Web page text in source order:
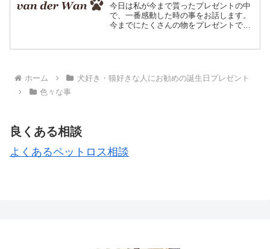
今日は私が今まで貰ったプレゼントの中
で、一番感動した時の事をお話します。
今までにたくさんの物をプレゼントで貰
ホーム
犬好き・猫好きな人にお勧めの誕生日プレゼント
色々な事
良くある相談
よくあるペットロス相談